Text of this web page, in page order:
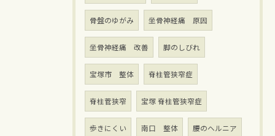
骨盤のゆがみ 坐骨神経痛 原因
坐骨神経痛 改善 脚のしびれ
宝塚市 整体 脊柱管狭窄症
脊柱菅狭窄 宝塚 脊柱管狭窄症
歩きにくい 南口 整体 腰のヘルニア